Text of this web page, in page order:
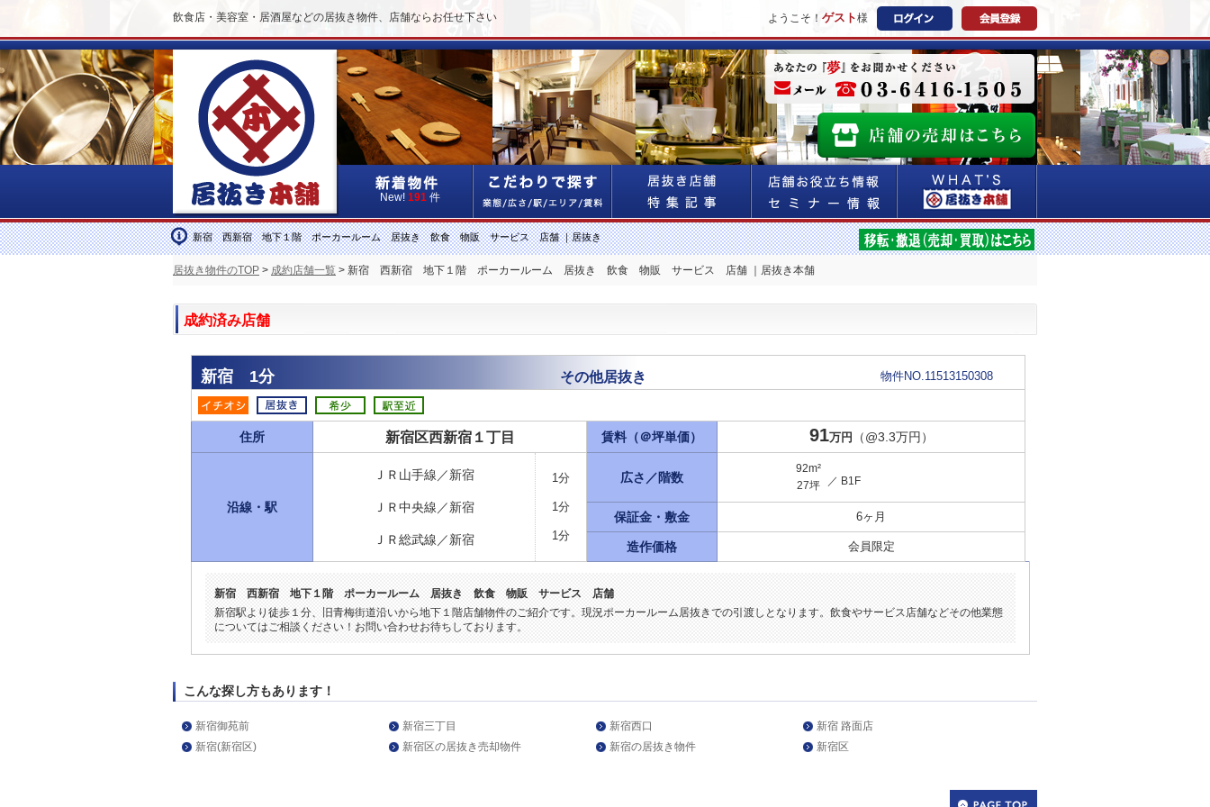
飲食店・美容室・居酒屋などの居抜き物件、店舗ならお任せ下さい ようこそ！ ゲスト様
New! 191 件
新宿 西新宿 地下１階 ポーカールーム 居抜き 飲食 物販 サービス 店舗 ｜居抜き
居抜き物件のTOP > 成約店舗一覧 > 新宿 西新宿 地下１階 ポーカールーム 居抜き 飲食 物販 サービス 店舗 ｜居抜き本舗
成約済み店舗
新宿 1分 その他居抜き 物件NO.11513150308
住所 新宿区西新宿１丁目 賃料（＠坪単価） 91万円 （@3.3万円）
沿線・駅
ＪＲ山手線／新宿
ＪＲ中央線／新宿
ＪＲ総武線／新宿
1分
1分
1分
広さ／階数
92m²
27坪
／ B1F
保証金・敷金 6ヶ月
造作価格 会員限定
新宿 西新宿 地下１階 ポーカールーム 居抜き 飲食 物販 サービス 店舗
新宿駅より徒歩１分、旧青梅街道沿いから地下１階店舗物件のご紹介です。現況ポーカールーム居抜きでの引渡しとなります。飲食やサービス店舗などその他業態
についてはご相談ください！お問い合わせお待ちしております。
こんな探し方もあります！
新宿御苑前 新宿三丁目 新宿西口
新宿 路面店
新宿(新宿区)
新宿区の居抜き売却物件 新宿の居抜き物件 新宿区